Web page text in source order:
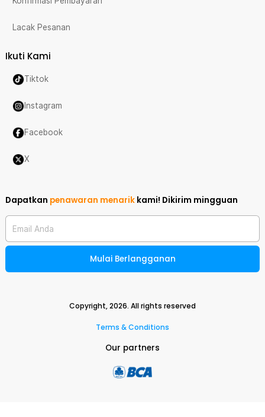
Lacak Pesanan
Ikuti Kami
Tiktok
Instagram
Facebook
X
Dapatkan penawaran menarik kami! Dikirim mingguan
Email Anda
Mulai Berlangganan
Copyright,2026. All rights reserved
Terms & Conditions
Our partners